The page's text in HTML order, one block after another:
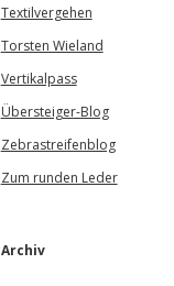
Textilvergehen
Torsten Wieland
Vertikalpass
Übersteiger-Blog
Zebrastreifenblog
Zum runden Leder
Archiv